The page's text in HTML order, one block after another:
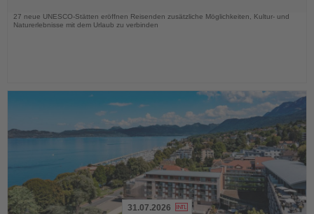
27 neue UNESCO-Stätten eröffnen Reisenden zusätzliche Möglichkeiten, Kultur- und
Naturerlebnisse mit dem Urlaub zu verbinden
31.07.2026